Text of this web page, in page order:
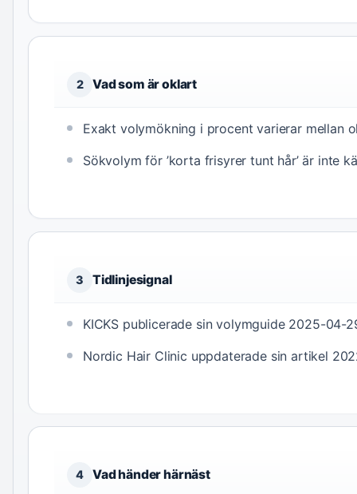
2 Vad som är oklart
Exakt volymökning i procent varierar mellan
Sökvolym för ’korta frisyrer tunt hår’ är inte
3 Tidlinjesignal
KICKS publicerade sin volymguide 2025-04-
Nordic Hair Clinic uppdaterade sin artikel
4 Vad händer härnäst